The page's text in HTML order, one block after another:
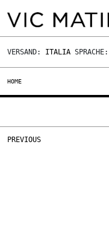
VERSAND: ITALIA SPRACHE:
HOME
PREVIOUS